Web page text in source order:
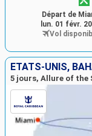
Départ de
lun. 01 févr.
Vol
ÉTATS-UNIS,
5 jours, Allure of the